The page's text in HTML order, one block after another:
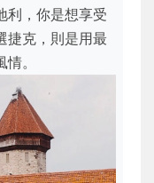
利，你是想享受
捷克，則是用最
。